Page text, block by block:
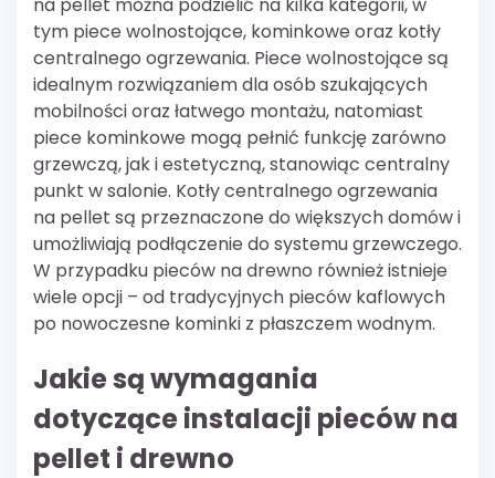
tym piece wolnostojące, kominkowe oraz kotły
centralnego ogrzewania. Piece wolnostojące są
idealnym rozwiązaniem dla osób szukających
mobilności oraz łatwego montażu, natomiast
piece kominkowe mogą pełnić funkcję zarówno
grzewczą, jak i estetyczną, stanowiąc centralny
punkt w salonie. Kotły centralnego ogrzewania
na pellet są przeznaczone do większych domów i
umożliwiają podłączenie do systemu grzewczego.
W przypadku pieców na drewno również istnieje
wiele opcji – od tradycyjnych pieców kaflowych
po nowoczesne kominki z płaszczem wodnym.
Jakie są wymagania
dotyczące instalacji pieców na
pellet i drewno